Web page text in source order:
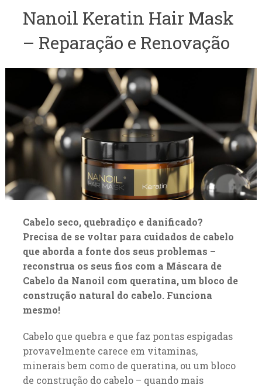
Nanoil Keratin Hair Mask
– Reparação e Renovação
Cabelo seco, quebradiço e danificado?
Precisa de se voltar para cuidados de cabelo
que aborda a fonte dos seus problemas –
reconstrua os seus fios com a Máscara de
Cabelo da Nanoil com queratina, um bloco de
construção natural do cabelo. Funciona
mesmo!
Cabelo que quebra e que faz pontas espigadas
provavelmente carece em vitaminas,
minerais bem como de queratina, ou um bloco
de construção do cabelo – quando mais